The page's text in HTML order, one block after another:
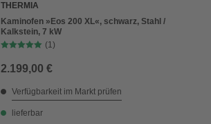
THERMIA
Kaminofen »Eos 200 XL«, schwarz, Stahl /
Kalkstein, 7 kW
(1)
2.199,00 €
Verfügbarkeit im Markt prüfen
lieferbar